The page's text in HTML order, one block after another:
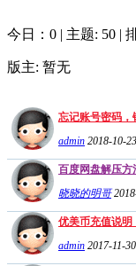
今日：0 | 主题: 50 |
版主: 暂无
忘记账号密码，
admin 2018-10-
百度网盘解压方
晓晓的明哥
优美币充值说明
admin 2017-11-